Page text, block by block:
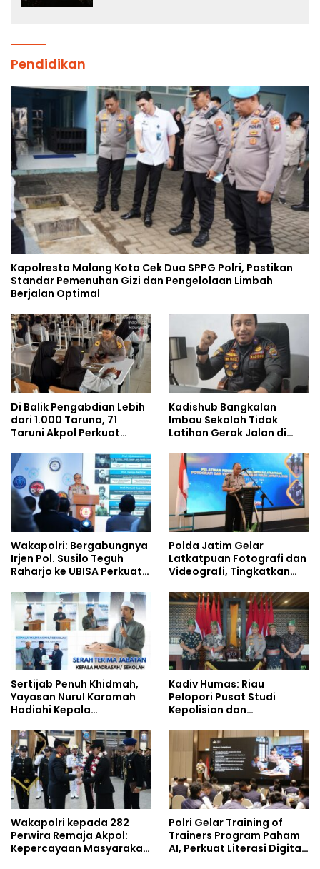
Pendidikan
Kapolresta Malang Kota Cek Dua SPPG Polri, Pastikan
Standar Pemenuhan Gizi dan Pengelolaan Limbah
Berjalan Optimal
Di Balik Pengabdian Lebih
dari 1.000 Taruna, 71
Taruni Akpol Perkuat
Siswa Sekolah Rakyat
Kadishub Bangkalan
Imbau Sekolah Tidak
Latihan Gerak Jalan di
Wakapolri: Bergabungnya
Irjen Pol. Susilo Teguh
Raharjo ke UBISA Perkuat
Studi Kepolisian
Polda Jatim Gelar
Latkatpuan Fotografi dan
Videografi, Tingkatkan
Era Digital
Sertijab Penuh Khidmah,
Yayasan Nurul Karomah
Hadiahi Kepala
Umrah
Kadiv Humas: Riau
Pelopori Pusat Studi
Kepolisian dan
Policing Masuki Babak
Wakapolri kepada 282
Perwira Remaja Akpol:
Kepercayaan Masyarakat
Polri Gelar Training of
Trainers Program Paham
AI, Perkuat Literasi Digital